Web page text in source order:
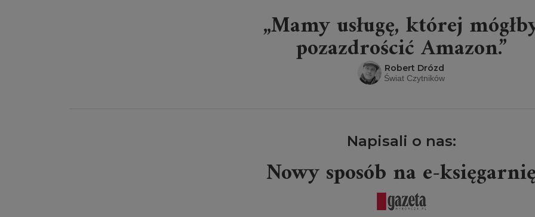
„Mamy usługę, której
pozazdrościć Amazon.”
Robert Drózd
Świat Czytników
Napisali o nas:
Nowy sposób na e-księgarnię